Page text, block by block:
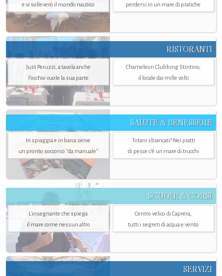
e vi solleverò il mondo nautico
perdersi in un mare di pratiche
RISTORANTI
Just Peruzzi, a tavola anche
l’occhio vuole la sua parte
Chameleon Clubbing Stintino,
il locale dai mille volti
SALUTE & BENESSERE
In spiaggia e in barca serve
un pronto soccorso "da manuale"
Totani sbiancati? Nei piatti
di pesce c'è un mare di trucchi
SCUOLE & CORSI
L'insegnante che spiega
il mare come nessun altro
Centro velico di Caprera,
tutti i segreti di acqua e vento
SERVIZI